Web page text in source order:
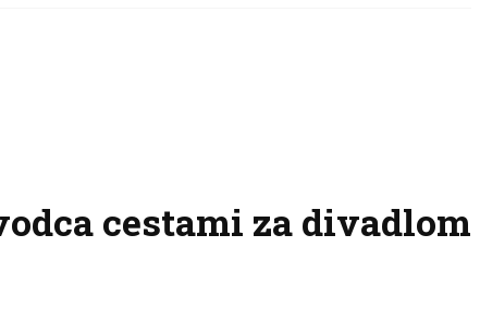
cestami za divadlom